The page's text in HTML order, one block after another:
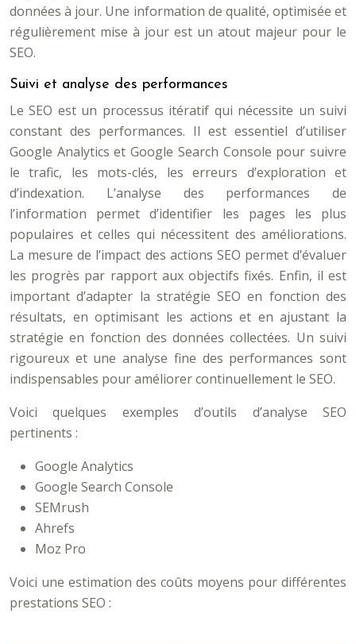
données à jour. Une information de qualité, optimisée et
régulièrement mise à jour est un atout majeur pour le
SEO.
Suivi et analyse des performances
Le SEO est un processus itératif qui nécessite un suivi
constant des performances. Il est essentiel d’utiliser
Google Analytics et Google Search Console pour suivre
le trafic, les mots-clés, les erreurs d’exploration et
d’indexation. L’analyse des performances de
l’information permet d’identifier les pages les plus
populaires et celles qui nécessitent des améliorations.
La mesure de l’impact des actions SEO permet d’évaluer
les progrès par rapport aux objectifs fixés. Enfin, il est
important d’adapter la stratégie SEO en fonction des
résultats, en optimisant les actions et en ajustant la
stratégie en fonction des données collectées. Un suivi
rigoureux et une analyse fine des performances sont
indispensables pour améliorer continuellement le SEO.
Voici quelques exemples d’outils d’analyse SEO
pertinents :
Google Analytics
Google Search Console
SEMrush
Ahrefs
Moz Pro
Voici une estimation des coûts moyens pour différentes
prestations SEO :